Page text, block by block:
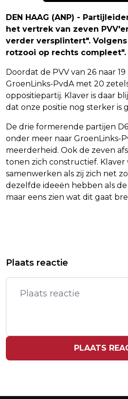
DEN HAAG (ANP) -
het vertrek van zeven
verder versplintert".
rotzooi op rechts compleet".
Doordat de PVV van 26 naar 19
GroenLinks-PvdA met 20
oppositiepartij. Klaver is daar
dat onze positie nog sterker is
De drie formerende partijen
onder meer naar GroenLinks-
meerderheid. Ook de zeven
tonen zich constructief.
samenwerken als zij zich net
dezelfde ideeën hebben als
maar eens zien wat dit gaat
VERSPLINTERT'
OLYMPISCH
STOPT NA ZESTIEN
TOPROEIEN
Plaats reactie
PLAATS